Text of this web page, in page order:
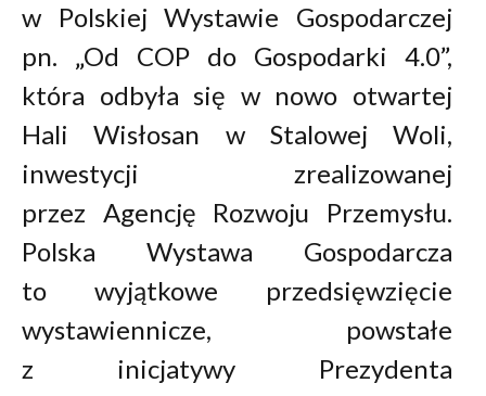
w Polskiej Wystawie Gospodarczej
pn. „Od COP do Gospodarki 4.0”,
która odbyła się w nowo otwartej
Hali Wisłosan w Stalowej Woli,
inwestycji zrealizowanej
przez Agencję Rozwoju Przemysłu.
Polska Wystawa Gospodarcza
to wyjątkowe przedsięwzięcie
wystawiennicze, powstałe
z inicjatywy Prezydenta